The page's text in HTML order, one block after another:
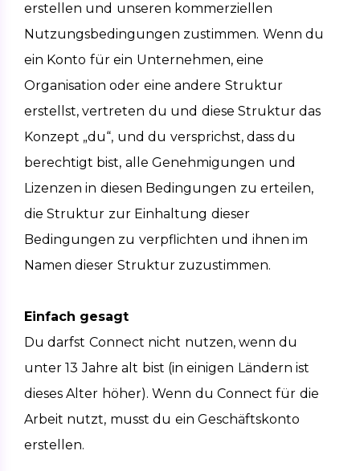
erstellen und unseren kommerziellen
Nutzungsbedingungen zustimmen. Wenn du
ein Konto für ein Unternehmen, eine
Organisation oder eine andere Struktur
erstellst, vertreten du und diese Struktur das
Konzept „du“, und du versprichst, dass du
berechtigt bist, alle Genehmigungen und
Lizenzen in diesen Bedingungen zu erteilen,
die Struktur zur Einhaltung dieser
Bedingungen zu verpflichten und ihnen im
Namen dieser Struktur zuzustimmen.
Einfach gesagt
Du darfst Connect nicht nutzen, wenn du
unter 13 Jahre alt bist (in einigen Ländern ist
dieses Alter höher). Wenn du Connect für die
Arbeit nutzt, musst du ein Geschäftskonto
erstellen.